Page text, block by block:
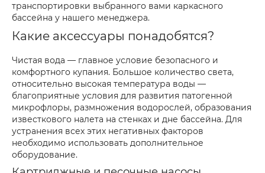
транспортировки выбранного вами каркасного
бассейна у нашего менеджера.
Какие аксессуары понадобятся?
Чистая вода — главное условие безопасного и
комфортного купания. Большое количество света,
относительно высокая температура воды —
благоприятные условия для развития патогенной
микрофлоры, размножения водорослей, образования
известкового налета на стенках и дне бассейна. Для
устранения всех этих негативных факторов
необходимо использовать дополнительное
оборудование.